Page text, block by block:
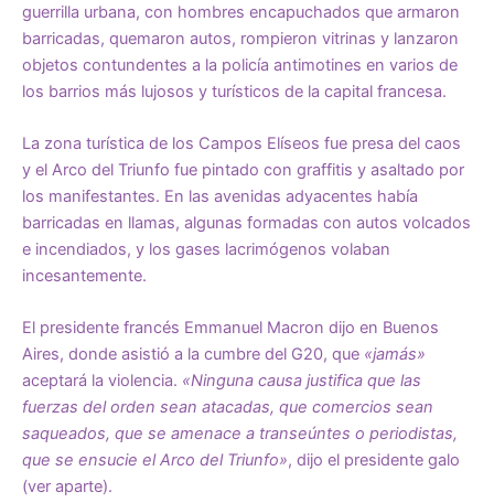
guerrilla urbana, con hombres encapuchados que armaron
barricadas, quemaron autos, rompieron vitrinas y lanzaron
objetos contundentes a la policía antimotines en varios de
los barrios más lujosos y turísticos de la capital francesa.
La zona turística de los Campos Elíseos fue presa del caos
y el Arco del Triunfo fue pintado con graffitis y asaltado por
los manifestantes. En las avenidas adyacentes había
barricadas en llamas, algunas formadas con autos volcados
e incendiados, y los gases lacrimógenos volaban
incesantemente.
El presidente francés Emmanuel Macron dijo en Buenos
Aires, donde asistió a la cumbre del G20, que «jamás»
aceptará la violencia. «Ninguna causa justifica que las
fuerzas del orden sean atacadas, que comercios sean
saqueados, que se amenace a transeúntes o periodistas,
que se ensucie el Arco del Triunfo», dijo el presidente galo
(ver aparte).